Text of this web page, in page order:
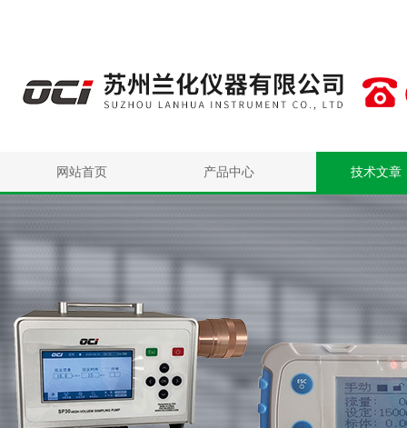
网站首页 产品中心 技术文章